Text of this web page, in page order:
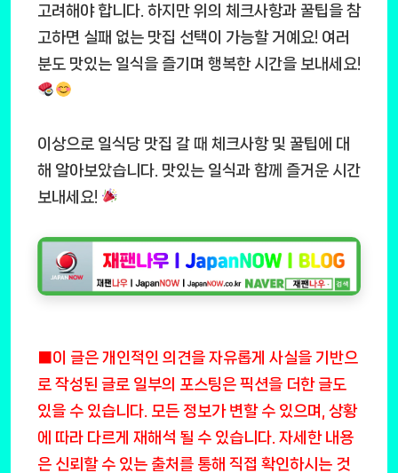
고려해야 합니다. 하지만 위의 체크사항과 꿀팁을 참
고하면 실패 없는 맛집 선택이 가능할 거예요! 여러
분도 맛있는 일식을 즐기며 행복한 시간을 보내세요!
이상으로 일식당 맛집 갈 때 체크사항 및 꿀팁에 대
해 알아보았습니다. 맛있는 일식과 함께 즐거운 시간
보내세요!
■이 글은 개인적인 의견을 자유롭게 사실을 기반으
로 작성된 글로 일부의 포스팅은 픽션을 더한 글도
있을 수 있습니다. 모든 정보가 변할 수 있으며, 상황
에 따라 다르게 재해석 될 수 있습니다. 자세한 내용
은 신뢰할 수 있는 출처를 통해 직접 확인하시는 것